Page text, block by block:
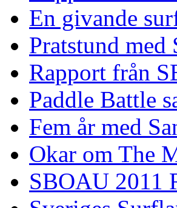
En givande
Pratstund med
Rapport från
Paddle Battle
Fem år med
Okar om The
SBOAU 2011